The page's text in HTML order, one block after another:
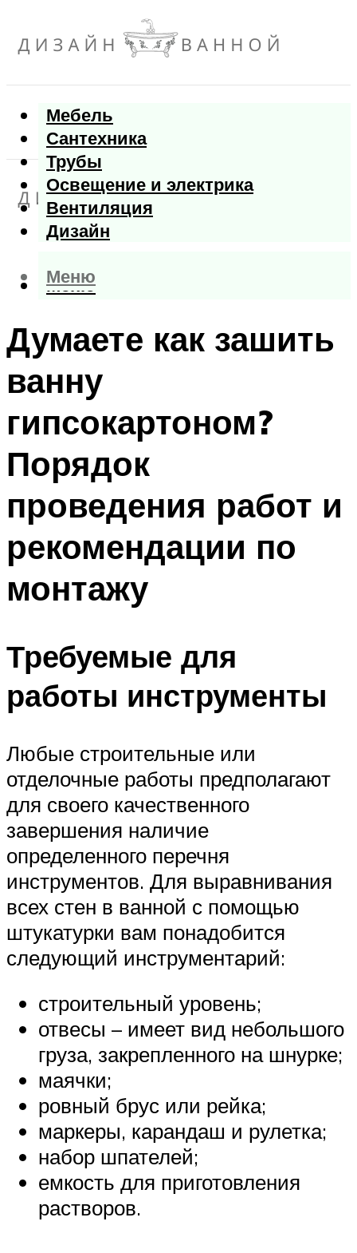
Мебель
Сантехника
Трубы
Освещение и электрика
Вентиляция
Дизайн
Меню
Меню
Думаете как зашить
ванну
гипсокартоном?
Порядок
проведения работ и
рекомендации по
монтажу
Требуемые для
работы инструменты
Любые строительные или
отделочные работы предполагают
для своего качественного
завершения наличие
определенного перечня
инструментов. Для выравнивания
всех стен в ванной с помощью
штукатурки вам понадобится
следующий инструментарий:
строительный уровень;
отвесы – имеет вид небольшого
груза, закрепленного на шнурке;
маячки;
ровный брус или рейка;
маркеры, карандаш и рулетка;
набор шпателей;
емкость для приготовления
растворов.